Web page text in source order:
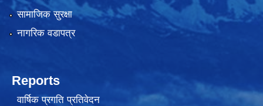
सामाजिक सुरक्षा
नागरिक वडापत्र
Reports
वार्षिक प्रगति प्रतिवेदन